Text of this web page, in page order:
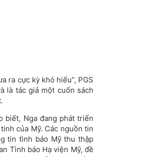
ra cực kỳ khó hiểu”, PGS
là tác giả một cuốn sách
biết, Nga đang phát triển
của Mỹ. Các nguồn tin
tin tình báo Mỹ thu thập
Tình báo Hạ viện Mỹ, đề